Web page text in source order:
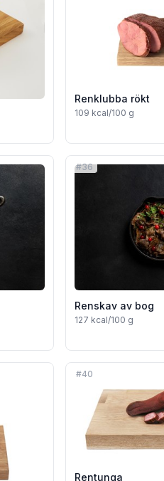
Renklubba rökt
109 kcal/100 g
#36
Renskav av bog
127 kcal/100 g
#40
Rentunga